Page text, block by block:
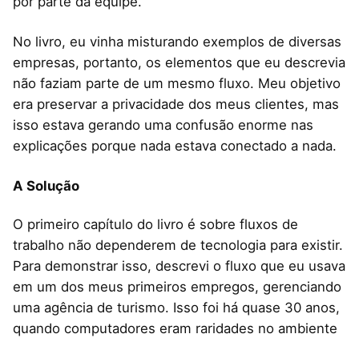
No livro, eu vinha misturando exemplos de diversas
empresas, portanto, os elementos que eu descrevia
não faziam parte de um mesmo fluxo. Meu objetivo
era preservar a privacidade dos meus clientes, mas
isso estava gerando uma confusão enorme nas
explicações porque nada estava conectado a nada.
A Solução
O primeiro capítulo do livro é sobre fluxos de
trabalho não dependerem de tecnologia para existir.
Para demonstrar isso, descrevi o fluxo que eu usava
em um dos meus primeiros empregos, gerenciando
uma agência de turismo. Isso foi há quase 30 anos,
quando computadores eram raridades no ambiente